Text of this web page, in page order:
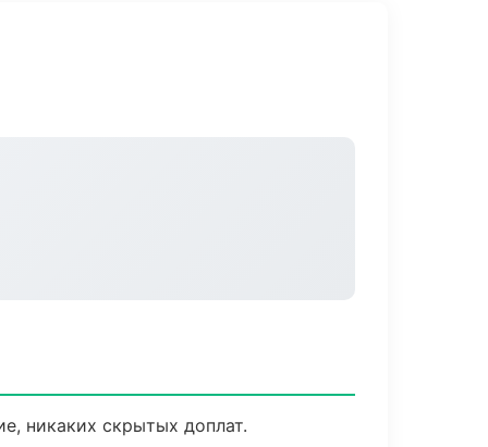
никаких скрытых доплат.